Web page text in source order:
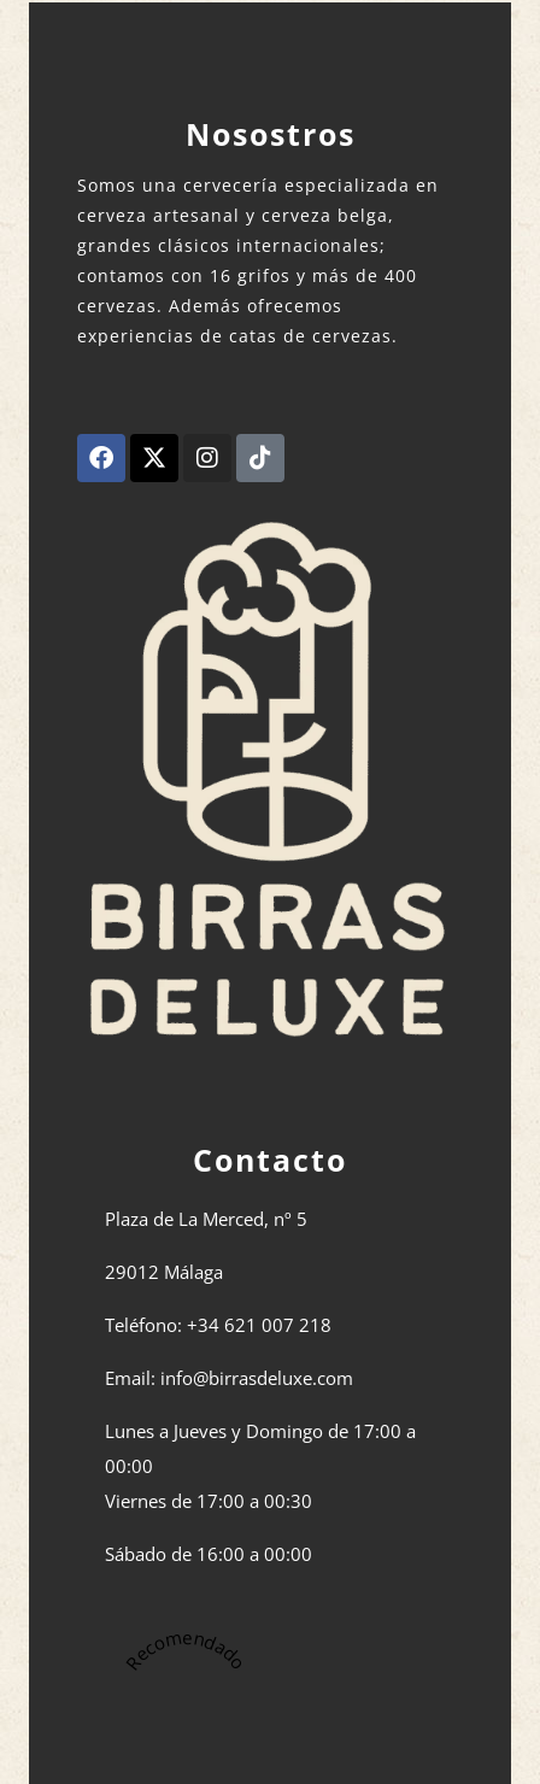
Nosostros
Somos una cervecería especializada en
cerveza artesanal y cerveza belga,
grandes clásicos internacionales;
contamos con 16 grifos y más de 400
cervezas. Además ofrecemos
experiencias de catas de cervezas.
Contacto
Plaza de La Merced, nº 5
29012 Málaga
Teléfono: +34 621 007 218
Email: info@birrasdeluxe.com​
Lunes a Jueves y Domingo de 17:00 a
00:00
Viernes de 17:00 a 00:30
Sábado de 16:00 a 00:00
Recomendado